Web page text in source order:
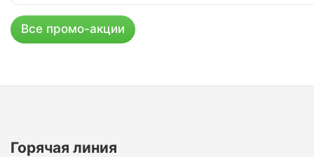
Все промо-акции
Горячая линия